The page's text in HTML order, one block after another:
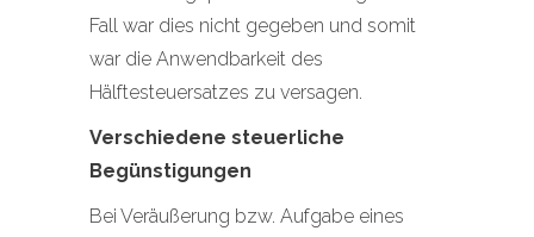
Fall war dies nicht gegeben und somit
war die Anwendbarkeit des
Hälftesteuersatzes zu versagen.
Verschiedene steuerliche
Begünstigungen
Bei Veräußerung bzw. Aufgabe eines